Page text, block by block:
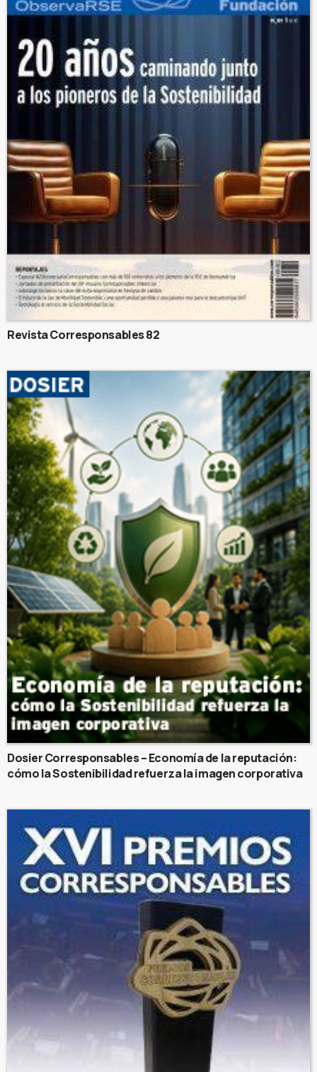
Revista Corresponsables 82
Dosier Corresponsables – Economía de la reputación:
cómo la Sostenibilidad refuerza la imagen corporativa